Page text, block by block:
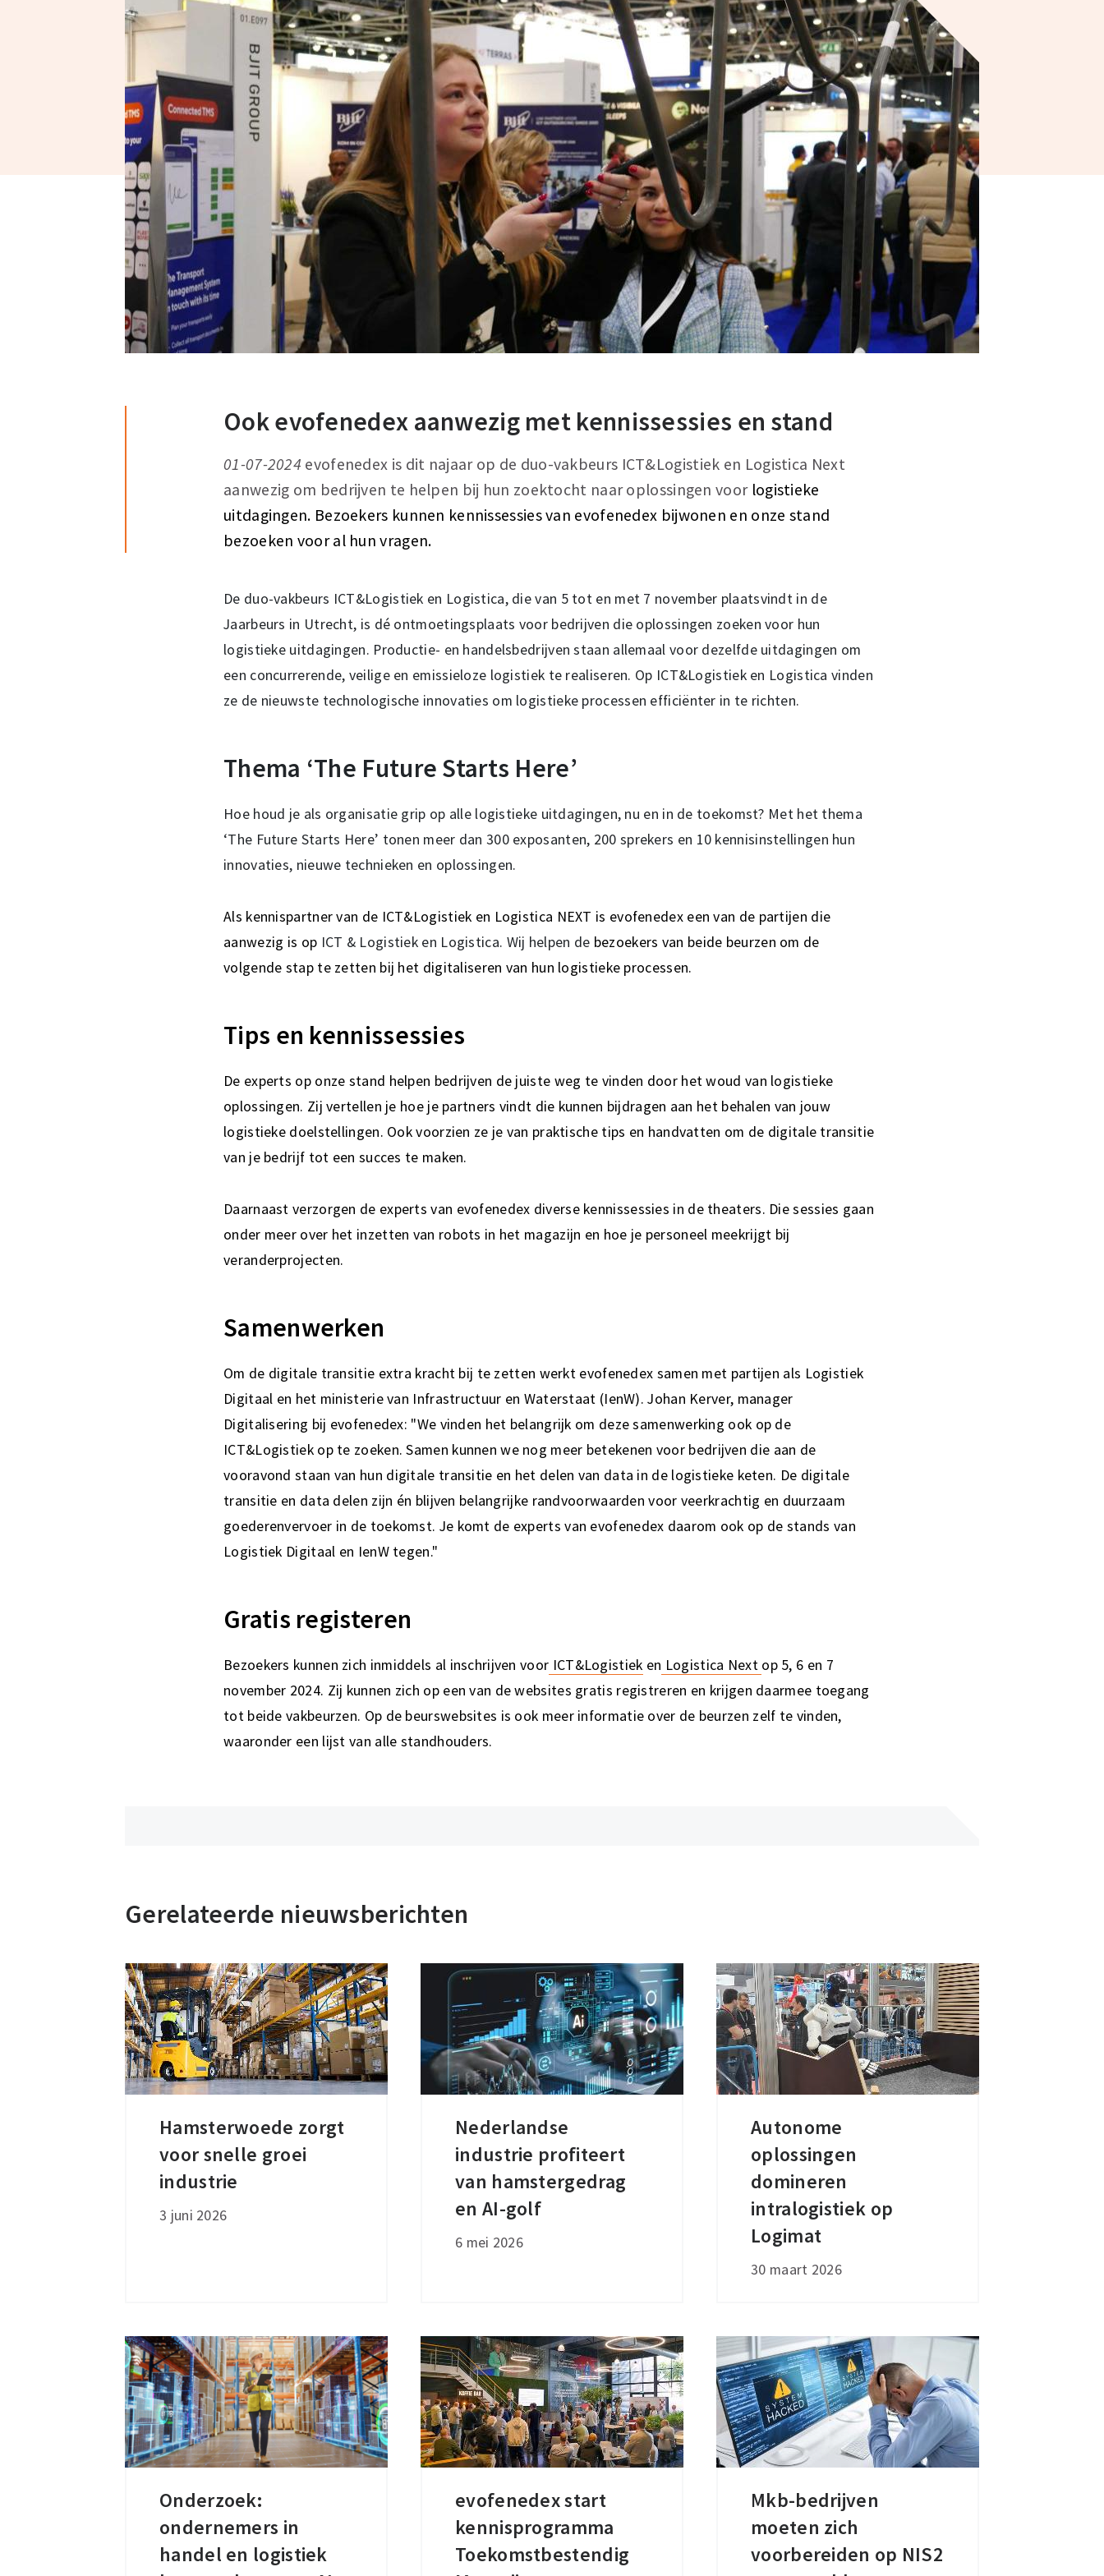
Ook evofenedex aanwezig met kennissessies en stand
01-07-2024 evofenedex is dit najaar op de duo-vakbeurs ICT&Logistiek en Logistica Next
aanwezig om bedrijven te helpen bij hun zoektocht naar oplossingen voor logistieke
uitdagingen. Bezoekers kunnen kennissessies van evofenedex bijwonen en onze stand
bezoeken voor al hun vragen.
De duo-vakbeurs ICT&Logistiek en Logistica, die van 5 tot en met 7 november plaatsvindt in de
Jaarbeurs in Utrecht, is dé ontmoetingsplaats voor bedrijven die oplossingen zoeken voor hun
logistieke uitdagingen. Productie- en handelsbedrijven staan allemaal voor dezelfde uitdagingen om
een concurrerende, veilige en emissieloze logistiek te realiseren. Op ICT&Logistiek en Logistica vinden
ze de nieuwste technologische innovaties om logistieke processen efficiënter in te richten.
Thema ‘The Future Starts Here’
Hoe houd je als organisatie grip op alle logistieke uitdagingen, nu en in de toekomst? Met het thema
‘The Future Starts Here’ tonen meer dan 300 exposanten, 200 sprekers en 10 kennisinstellingen hun
innovaties, nieuwe technieken en oplossingen.
Als kennispartner van de ICT&Logistiek en Logistica NEXT is evofenedex een van de partijen die
aanwezig is op ICT & Logistiek en Logistica. Wij helpen de bezoekers van beide beurzen om de
volgende stap te zetten bij het digitaliseren van hun logistieke processen.
Tips en kennissessies
De experts op onze stand helpen bedrijven de juiste weg te vinden door het woud van logistieke
oplossingen. Zij vertellen je hoe je partners vindt die kunnen bijdragen aan het behalen van jouw
logistieke doelstellingen. Ook voorzien ze je van praktische tips en handvatten om de digitale transitie
van je bedrijf tot een succes te maken.
Daarnaast verzorgen de experts van evofenedex diverse kennissessies in de theaters. Die sessies gaan
onder meer over het inzetten van robots in het magazijn en hoe je personeel meekrijgt bij
veranderprojecten.
Samenwerken
Om de digitale transitie extra kracht bij te zetten werkt evofenedex samen met partijen als Logistiek
Digitaal en het ministerie van Infrastructuur en Waterstaat (IenW). Johan Kerver, manager
Digitalisering bij evofenedex: "We vinden het belangrijk om deze samenwerking ook op de
ICT&Logistiek op te zoeken. Samen kunnen we nog meer betekenen voor bedrijven die aan de
vooravond staan van hun digitale transitie en het delen van data in de logistieke keten. De digitale
transitie en data delen zijn én blijven belangrijke randvoorwaarden voor veerkrachtig en duurzaam
goederenvervoer in de toekomst. Je komt de experts van evofenedex daarom ook op de stands van
Logistiek Digitaal en IenW tegen."
Gratis registeren
Bezoekers kunnen zich inmiddels al inschrijven voor ICT&Logistiek en Logistica Next op 5, 6 en 7
november 2024. Zij kunnen zich op een van de websites gratis registreren en krijgen daarmee toegang
tot beide vakbeurzen. Op de beurswebsites is ook meer informatie over de beurzen zelf te vinden,
waaronder een lijst van alle standhouders.
Gerelateerde nieuwsberichten
Hamsterwoede zorgt
voor snelle groei
industrie
3 juni 2026
Hamsterwoede
zorgt
voor
groei
Nederlandse
industrie profiteert
van hamstergedrag
en AI-golf
6 mei 2026
Nederlandse
industrie
profiteert
van
Autonome
oplossingen
domineren
intralogistiek op
Logimat
30 maart 2026
Autonome
oplossingen
domineren
intralogistiek
op
Onderzoek:
ondernemers in
handel en logistiek
Onderzoek:
ondernemers
in
evofenedex start
kennisprogramma
Toekomstbestendig
evofenedex
start
kennisprogramma
Mkb-bedrijven
moeten zich
voorbereiden op NIS2
Mkb-
bedrijven
moeten